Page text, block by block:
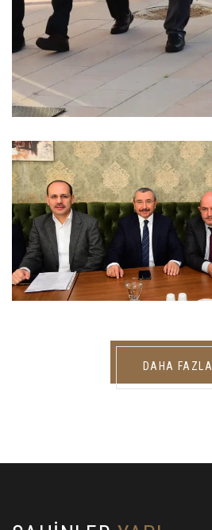
DAHA FAZLA